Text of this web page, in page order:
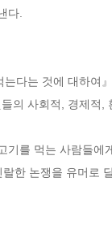
다.
다는 것에 대하여
의 사회적, 경제
를 먹는 사람들
한 논쟁을 유머